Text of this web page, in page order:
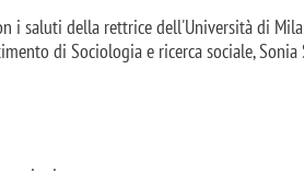
i saluti della rettrice dell'Università di
di Sociologia e ricerca sociale, Sonia